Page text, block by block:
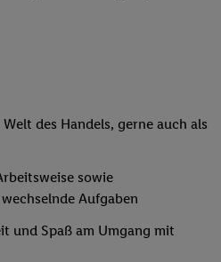
des Handels, gerne auch als
sowie
Aufgaben
und Spaß am Umgang mit